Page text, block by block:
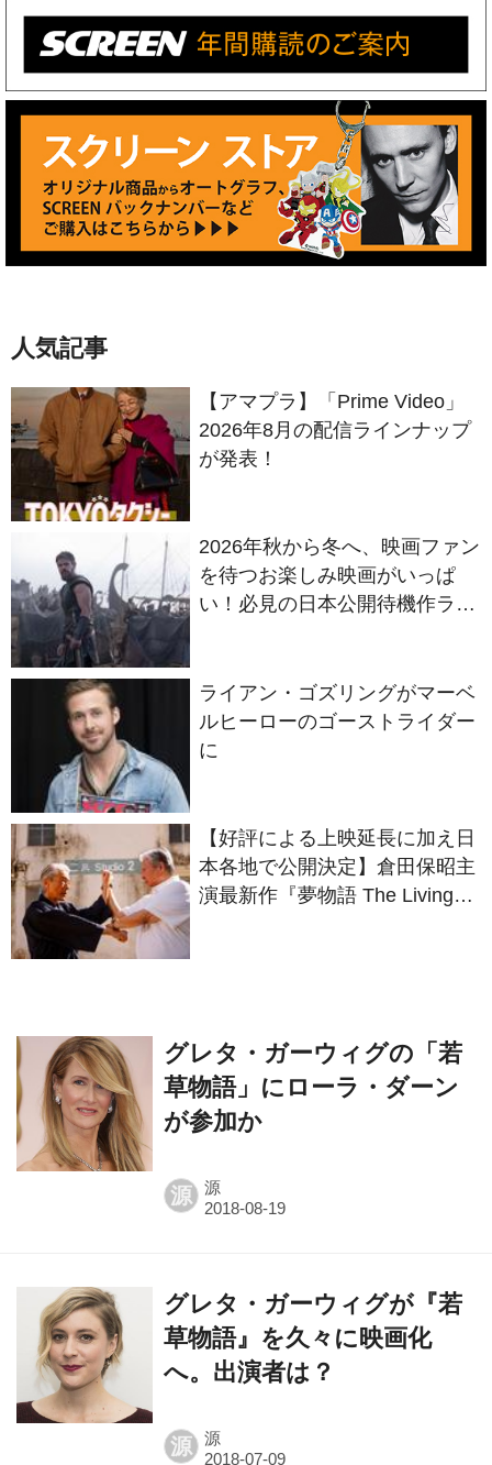
人気記事
【アマプラ】「Prime Video」
2026年8月の配信ラインナップ
が発表！
2026年秋から冬へ、映画ファン
を待つお楽しみ映画がいっぱ
い！必見の日本公開待機作ライ
ライアン・ゴズリングがマーベ
ルヒーローのゴーストライダー
に
【好評による上映延長に加え日
本各地で公開決定】倉田保昭主
演最新作『夢物語 The Living
グレタ・ガーウィグの「若
草物語」にローラ・ダーン
が参加か
源 源
グレタ・ガーウィグが『若
草物語』を久々に映画化
へ。出演者は？
源 源